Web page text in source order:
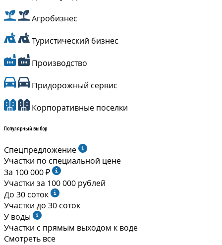
Агробизнес
Туристический бизнес
Производство
Придорожный сервис
Корпоративные поселки
Популярный выбор
Спецпредложение
Участки по специальной цене
За 100 000 ₽
Участки за 100 000 рублей
До 30 соток
Участки до 30 соток
У воды
Участки с прямым выходом к воде
Смотреть все